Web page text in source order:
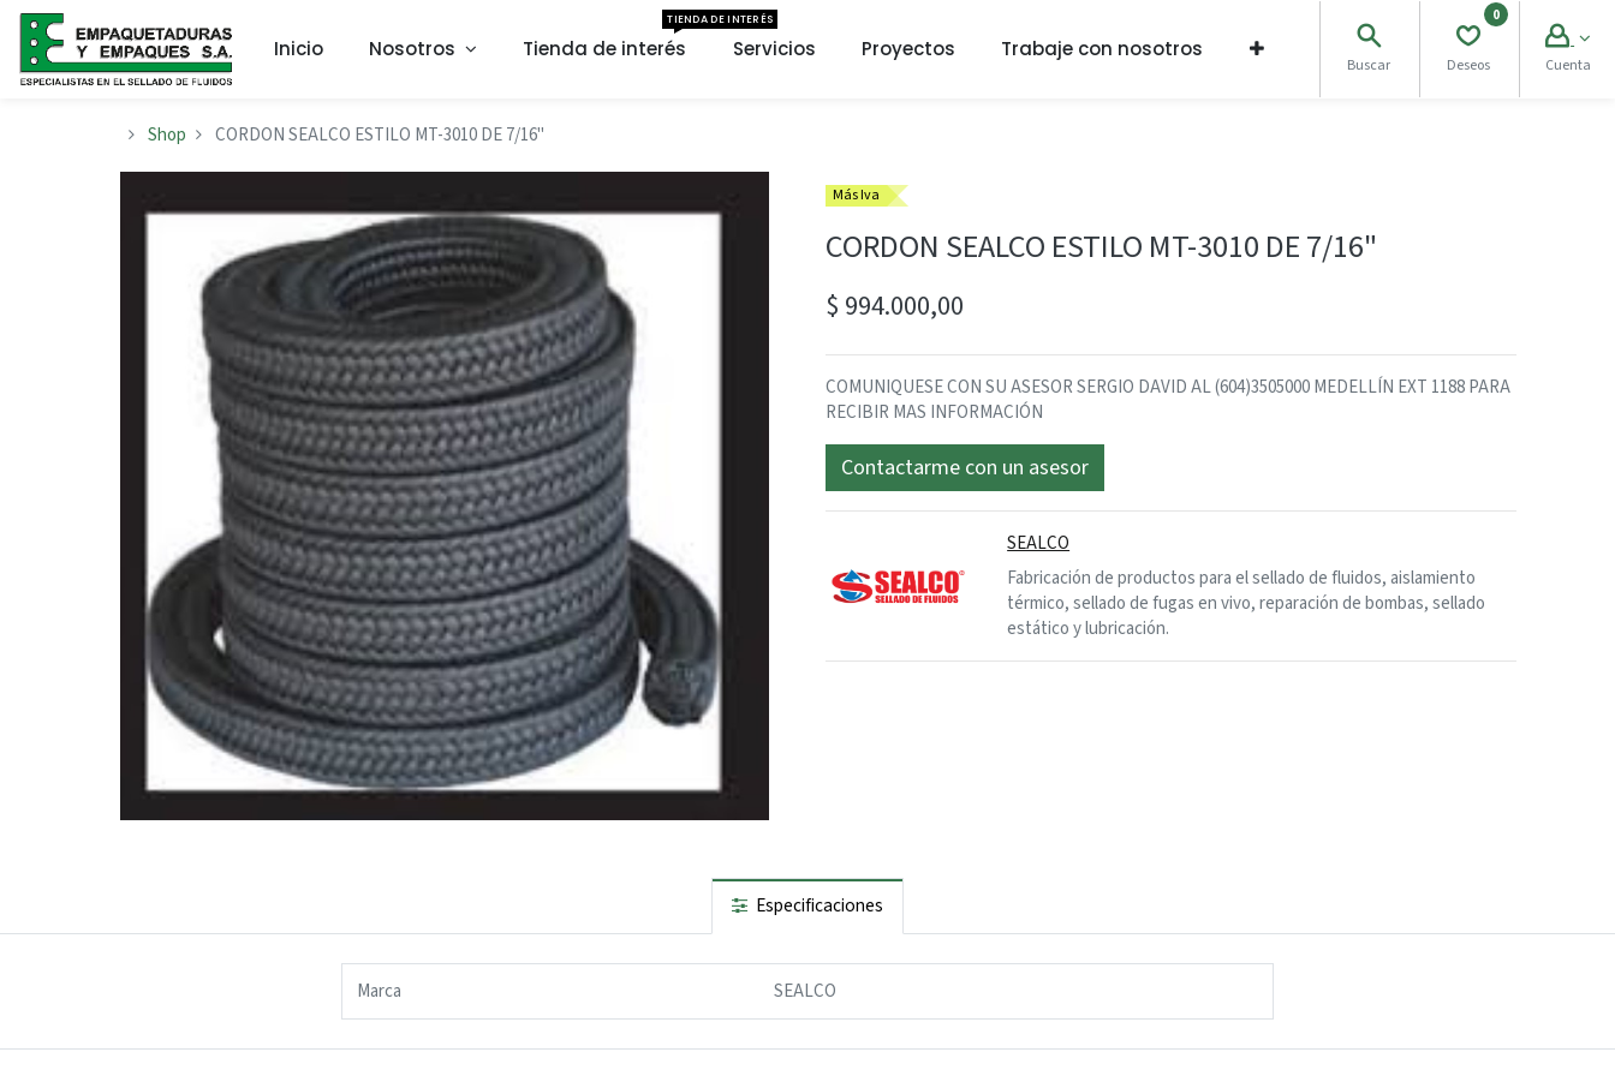
Inicio Nosotros Tienda de interés
TIENDA DE INTERÉS
Servicios Proyectos Trabaje con nosotros
Buscar
0
Deseos Cuenta
Shop CORDON SEALCO ESTILO MT-3010 DE 7/16"
Más Iva
CORDON SEALCO ESTILO MT-3010 DE 7/16"
$ 994.000,00
COMUNIQUESE CON SU ASESOR SERGIO DAVID AL (604)3505000 MEDELLÍN EXT 1188 PARA
RECIBIR MAS INFORMACIÓN
Contactarme con un asesor
SEALCO
Fabricación de productos para el sellado de fluidos, aislamiento
térmico, sellado de fugas en vivo, reparación de bombas, sellado
estático y lubricación.
Especificaciones
Marca SEALCO